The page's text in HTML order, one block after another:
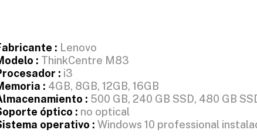
: Lenovo
: ThinkCentre M83
: i3
: 4GB, 8GB, 12GB, 16GB
: 500 GB, 240 GB SSD, 480 GB
óptico : no optical
operativo : Windows 10 professional